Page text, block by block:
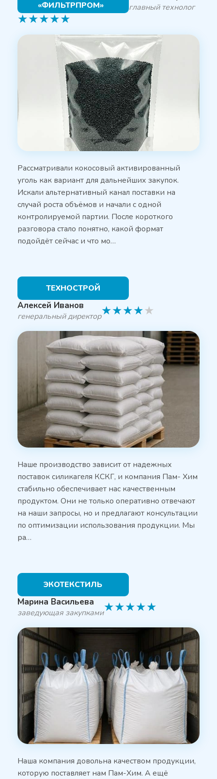
«ФИЛЬТРПРОМ» главный технолог
★★★★★
Рассматривали кокосовый активированный
уголь как вариант для дальнейших закупок.
Искали альтернативный канал поставки на
случай роста объёмов и начали с одной
контролируемой партии. После короткого
разговора стало понятно, какой формат
подойдёт сейчас и что мо…
ТЕХНОСТРОЙ
Алексей Иванов
генеральный директор★★★★★
Наше производство зависит от надежных
поставок силикагеля КСКГ, и компания Пам- Хим
стабильно обеспечивает нас качественным
продуктом. Они не только оперативно отвечают
на наши запросы, но и предлагают консультации
по оптимизации использования продукции. Мы
ра…
ЭКОТЕКСТИЛЬ
Марина Васильева
заведующая закупками★★★★★
Наша компания довольна качеством продукции,
которую поставляет нам Пам-Хим. А ещё